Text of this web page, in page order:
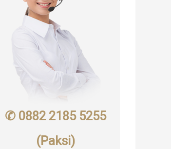
✆ 0882 2185 5255
(Paksi)